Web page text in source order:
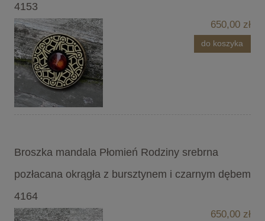
4153
650,00 zł
do koszyka
Broszka mandala Płomień Rodziny srebrna
pozłacana okrągła z bursztynem i czarnym dębem
4164
650,00 zł